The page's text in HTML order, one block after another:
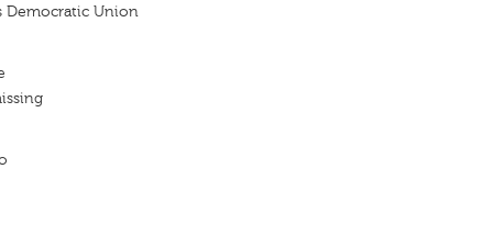
Democratic Union